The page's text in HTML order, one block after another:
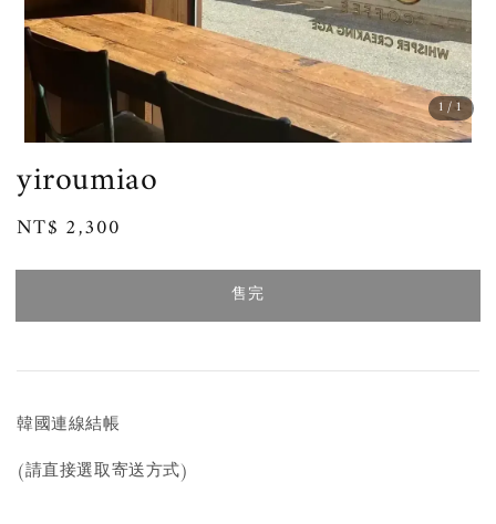
1/1
yiroumiao
Regular
NT$ 2,300
售完
韓國連線結帳
(請直接選取寄送方式)